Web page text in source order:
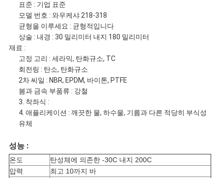
용
문
을
요
구
하
세
요
표준 : 기업 표준
모델 번호 : 와우케샤 218-318
균형을 이루세요 : 균형적입니다
상술 : 내경 : 30 밀리미터 내지 180 밀리미터
재료 :
고정 고리 : 세라믹, 탄화규소, TC
회전링 : 탄소, 탄화규소
2차 씨일 : NBR, EPDM, 바이톤, PTFE
봄과 금속 부품류 : 강철
3. 착좌식 :
4. 애플리케이션 : 깨끗한 물, 하수물, 기름과 다른 적당히 부식성
유체
성능 :
온도
탄성체에 의존한 -30C 내지 200C
압력
최고 10까지 바